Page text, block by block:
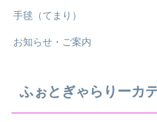
手毬（てまり）
お知らせ・ご案内
ふぉとぎゃらりーカ